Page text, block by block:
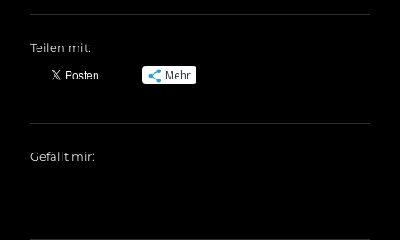
Teilen mit:
Mehr
Gefällt mir: